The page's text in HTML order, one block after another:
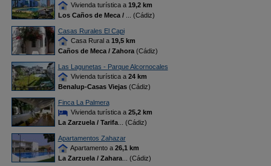
Vivienda turística a 19,2 km
Los Caños de Meca /
... (Cádiz)
Casas Rurales El Capi
Casa Rural a 19,5 km
Caños de Meca / Zahora(Cádiz)
Las Lagunetas - Parque Alcornocales
Vivienda turística a 24 km
Benalup-Casas Viejas(Cádiz)
Finca La Palmera
Vivienda turística a 25,2 km
La Zarzuela / Tarifa... (Cádiz)
Apartamentos Zahazar
Apartamento a 26,1 km
La Zarzuela / Zahara... (Cádiz)